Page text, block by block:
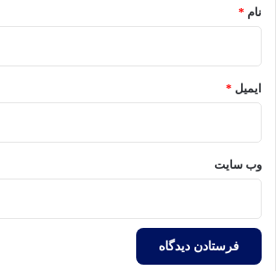
نام *
ایمیل *
وب‌ سایت